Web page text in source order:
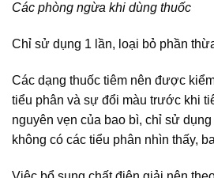
Các phòng ngừa khi dùng thuốc
Chỉ sử dụng 1 lần, loại bỏ phần
Các dạng thuốc tiêm nên được
tiểu phân và sự đổi màu trước khi
nguyên vẹn của bao bì, chỉ sử
không có các tiểu phân nhìn thấy,